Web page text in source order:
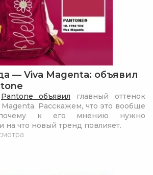
— Viva Magenta: объявил
Pantone объявил главный оттенок
Расскажем, что это вообще
к его мнению нужно
на что новый тренд повлияет.